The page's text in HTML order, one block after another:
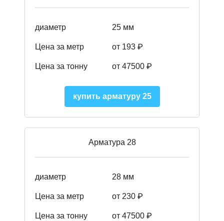
диаметр 25 мм
Цена за метр от 193 ₽
Цена за тонну от 47500 ₽
купить арматуру 25
Арматура 28
диаметр 28 мм
Цена за метр от 230 ₽
Цена за тонну от 47500 ₽